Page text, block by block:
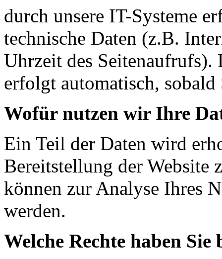
durch unsere IT-Systeme
technische Daten (z.B.
Uhrzeit des Seitenaufrufs).
erfolgt automatisch, sobald
Wofür nutzen wir Ihre
Ein Teil der Daten wird
Bereitstellung der Website
können zur Analyse Ihres
werden.
Welche Rechte haben